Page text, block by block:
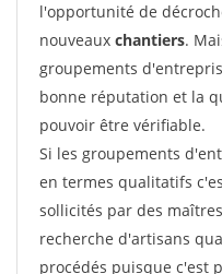
l'opportunité de
nouveaux chantiers.
groupements
bonne réputation et la
pouvoir être vérifiable.
Si les groupements
en termes qualitatifs
sollicités par des
recherche d'artisans
procédés puisque c'est